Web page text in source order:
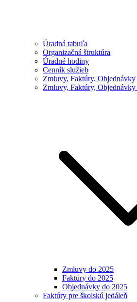
Úradná tabuľa
Organizačná štruktúra
Úradné hodiny
Cenník služieb
Zmluvy, Faktúry, Objednávky
Zmluvy, Faktúry,
Zmluvy do 2025
Faktúry do 2025
Objednávky do 2025
Faktúry pre školskú jedáleň